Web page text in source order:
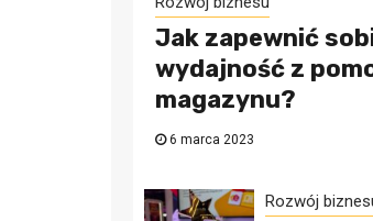
Jak zapewnić
wydajność z
magazynu?
6 marca 2023
Rozwój